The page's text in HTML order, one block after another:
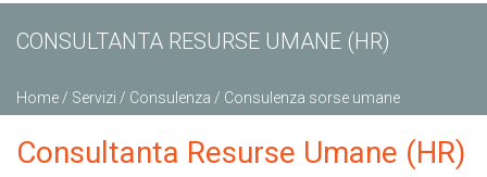
CONSULTANTA RESURSE UMANE (HR)
Home / Servizi / Consulenza / Consulenza sorse umane
Consultanta Resurse Umane (HR)